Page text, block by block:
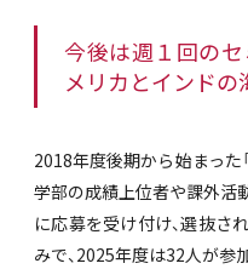
今後は週１回の
メリカとインド
2018年度後期から始まった
学部の成績上位者や課外活
に応募を受け付け、選抜さ
みで、2025年度は32人が参